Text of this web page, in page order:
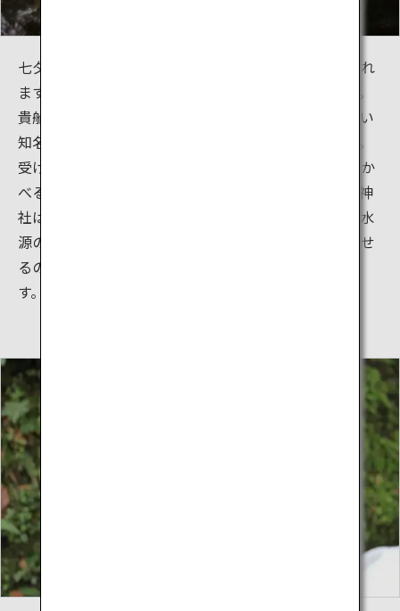
七夕ライトアップの間は貴船神社の拝観時間が延長され
ますので、夜間にもお守りやおみくじを購入できます。
貴船神社には他にはない個性的なおみくじがあり、高い
知名度と人気を誇っています。それが「水占みくじ」。
受け取ったときは白紙ですが、神社にあるご神水に浮か
べると文字が浮き出てくるおみくじです。近年、貴船神
社は縁結びの神として有名になっていますが、本来は水
源の神を祀る社。この水源の神はあらゆることを見通せ
るので、水占みくじはよく当たるとよく言われていま
す。